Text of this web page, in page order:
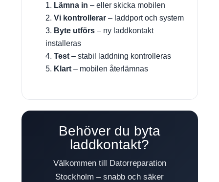
Lämna in – eller skicka mobilen
Vi kontrollerar – laddport och system
Byte utförs – ny laddkontakt
installeras
Test – stabil laddning kontrolleras
Klart – mobilen återlämnas
Behöver du byta
laddkontakt?
Välkommen till Datorreparation
Stockholm – snabb och säker